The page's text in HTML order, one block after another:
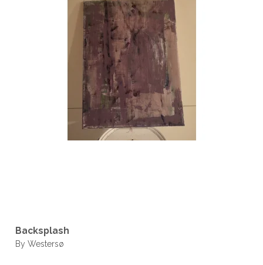
Backsplash
By Westersø